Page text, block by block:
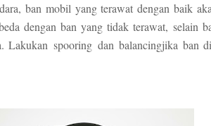
ban mobil yang terawat dengan baik
dengan ban yang tidak terawat, selain
Lakukan spooring dan balancingjika ban